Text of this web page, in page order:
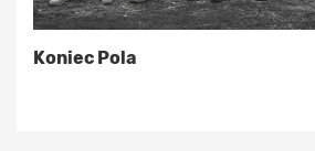
Koniec Pola